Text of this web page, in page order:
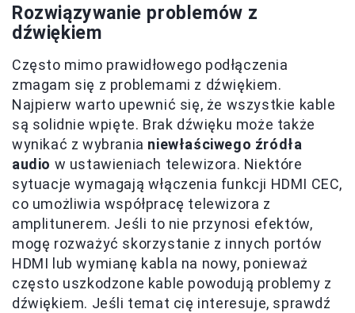
Rozwiązywanie problemów z
dźwiękiem
Często mimo prawidłowego podłączenia
zmagam się z problemami z dźwiękiem.
Najpierw warto upewnić się, że wszystkie kable
są solidnie wpięte. Brak dźwięku może także
wynikać z wybrania niewłaściwego źródła
audio w ustawieniach telewizora. Niektóre
sytuacje wymagają włączenia funkcji HDMI CEC,
co umożliwia współpracę telewizora z
amplitunerem. Jeśli to nie przynosi efektów,
mogę rozważyć skorzystanie z innych portów
HDMI lub wymianę kabla na nowy, ponieważ
często uszkodzone kable powodują problemy z
dźwiękiem. Jeśli temat cię interesuje, sprawdź